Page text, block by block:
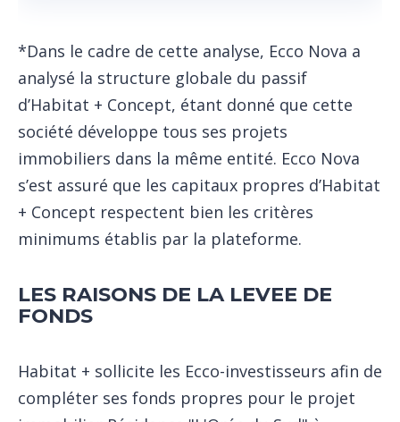
*Dans le cadre de cette analyse, Ecco Nova a
analysé la structure globale du passif
d’Habitat + Concept, étant donné que cette
société développe tous ses projets
immobiliers dans la même entité. Ecco Nova
s’est assuré que les capitaux propres d’Habitat
+ Concept respectent bien les critères
minimums établis par la plateforme.
LES RAISONS DE LA LEVEE DE
FONDS
Habitat + sollicite les Ecco-investisseurs afin de
compléter ses fonds propres pour le projet